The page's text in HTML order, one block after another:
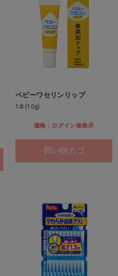
ベビーワセリンリップ
1本(10g)
価格：ログイン後表示
買い物カゴ